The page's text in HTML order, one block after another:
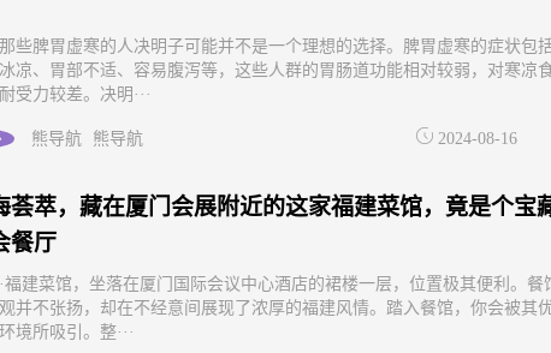
些脾胃虚寒的人决明子可能并不是一个理想的选择。脾胃虚寒的症状包
凉、胃部不适、容易腹泻等，这些人群的胃肠道功能相对较弱，对寒凉
受力较差。决明···
熊导航 熊导航 2024-08-16
荟萃，藏在厦门会展附近的这家福建菜馆，竟是个宝
餐厅
福建菜馆，坐落在厦门国际会议中心酒店的裙楼一层，位置极其便利。餐
并不张扬，却在不经意间展现了浓厚的福建风情。踏入餐馆，你会被其
境所吸引。整···